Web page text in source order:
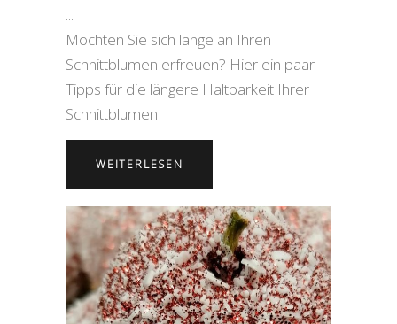
Möchten Sie sich lange an Ihren
Schnittblumen erfreuen? Hier ein paar
Tipps für die längere Haltbarkeit Ihrer
Schnittblumen
WEITERLESEN